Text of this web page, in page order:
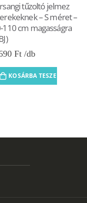
tűzoltó jelmez
– S méret –
110 cm magasságra
Ft
KOSÁRBA TESZEM